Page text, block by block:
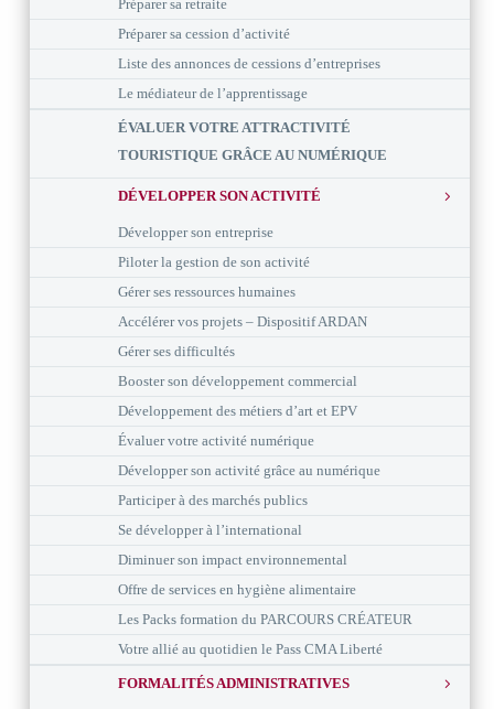
Préparer sa retraite
Préparer sa cession d’activité
Liste des annonces de cessions d’entreprises
Le médiateur de l’apprentissage
ÉVALUER VOTRE ATTRACTIVITÉ
TOURISTIQUE GRÂCE AU NUMÉRIQUE
DÉVELOPPER SON ACTIVITÉ
Développer son entreprise
Piloter la gestion de son activité
Gérer ses ressources humaines
Accélérer vos projets – Dispositif ARDAN
Gérer ses difficultés
Booster son développement commercial
Développement des métiers d’art et EPV
Évaluer votre activité numérique
Développer son activité grâce au numérique
Participer à des marchés publics
Se développer à l’international
Diminuer son impact environnemental
Offre de services en hygiène alimentaire
Les Packs formation du PARCOURS CRÉATEUR
Votre allié au quotidien le Pass CMA Liberté
FORMALITÉS ADMINISTRATIVES